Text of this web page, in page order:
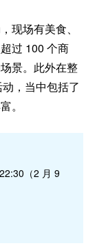
现场有美食、
过 100 个商
景。此外在整
，当中包括了
。
（2 月 9